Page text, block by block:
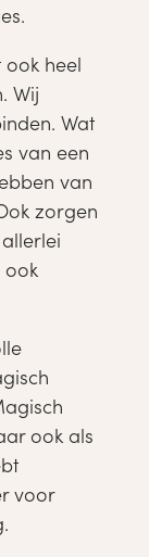
heel
Wij
Wat
van een
van
zorgen
ook
ook als
voor